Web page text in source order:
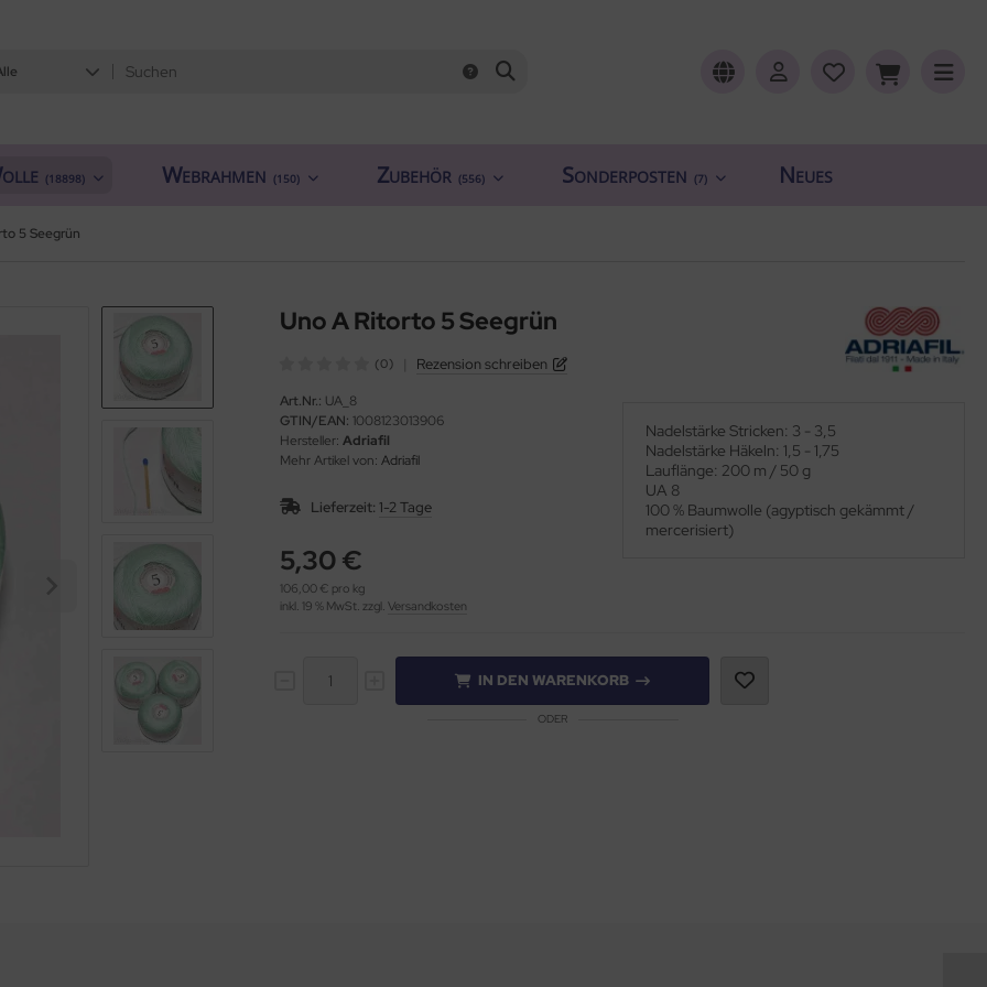
(18898) Webrahmen (150) Zubehör (556) Sonderposten (7) Neues
5 Seegrün
Uno A Ritorto 5 Seegrün
(0) Rezension schreiben
Art.Nr.: UA_8
GTIN/EAN: 1008123013906
Hersteller: Adriafil
Mehr Artikel von: Adriafil
Lieferzeit: 1-2 Tage
5,30 €
106,00 € pro kg
inkl. 19 % MwSt. zzgl. Versandkosten
Nadelstärke Stricken: 3 - 3,5
Nadelstärke Häkeln: 1,5 - 1,75
Lauflänge: 200 m / 50 g
UA 8
100 % Baumwolle (agyptisch gekämmt /
mercerisiert)
IN DEN WARENKORB
ODER